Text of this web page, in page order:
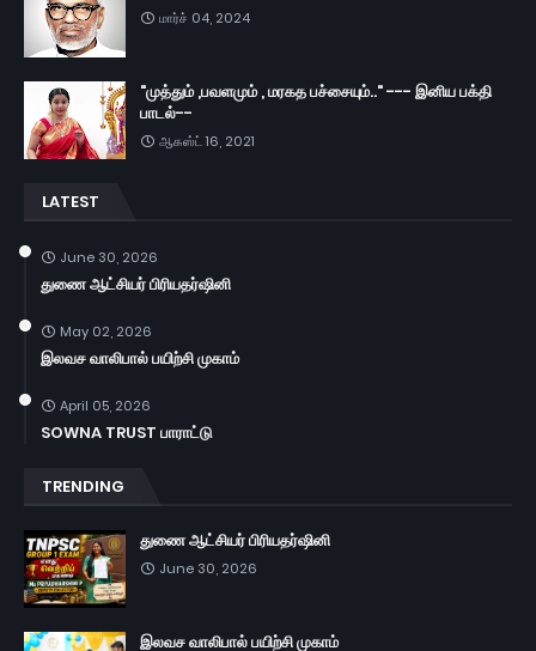
மார்ச் 04, 2024
"முத்தும் ,பவளமும் , மரகத பச்சையும்.." --- இனிய பக்தி
பாடல்--
ஆகஸ்ட் 16, 2021
LATEST
June 30, 2026
துணை ஆட்சியர் பிரியதர்ஷினி
May 02, 2026
இலவச வாலிபால் பயிற்சி முகாம்
April 05, 2026
SOWNA TRUST பாராட்டு
TRENDING
துணை ஆட்சியர் பிரியதர்ஷினி
June 30, 2026
இலவச வாலிபால் பயிற்சி முகாம்